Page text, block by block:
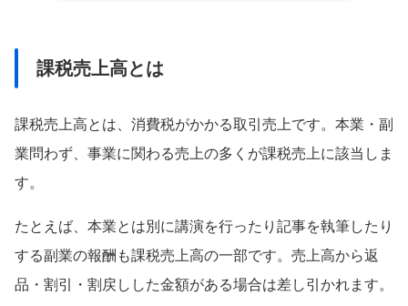
課税売上高とは
課税売上高とは、消費税がかかる取引売上です。本業・副
業問わず、事業に関わる売上の多くが課税売上に該当しま
す。
たとえば、本業とは別に講演を行ったり記事を執筆したり
する副業の報酬も課税売上高の一部です。売上高から返
品・割引・割戻しした金額がある場合は差し引かれます。